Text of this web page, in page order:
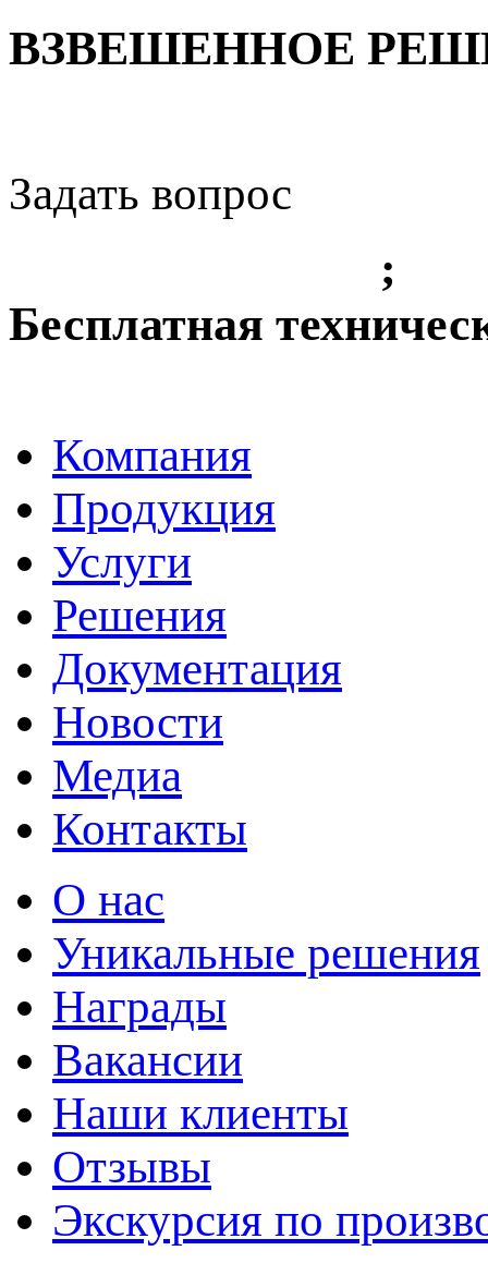
ВЗВЕШЕННОЕ
Задать вопрос
;
Бесплатная
Компания
Продукция
Услуги
Решения
Документация
Новости
Медиа
Контакты
О нас
Уникальные решения
Награды
Вакансии
Наши клиенты
Отзывы
Экскурсия по